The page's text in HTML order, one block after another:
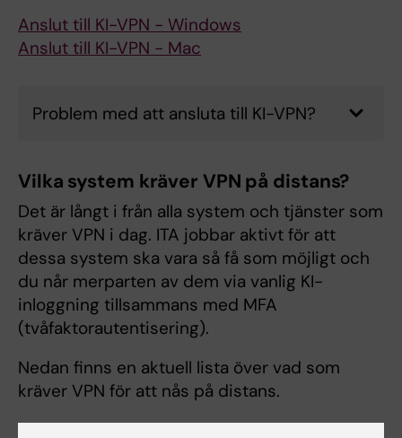
Anslut till KI-VPN - Windows
Anslut till KI-VPN - Mac
Problem med att ansluta till KI-VPN?
Vilka system kräver VPN på distans?
Det är långt i från alla system och tjänster som
kräver VPN i dag. ITA jobbar aktivt för att
dessa system ska vara så få som möjligt och
du når merparten av dem via vanlig KI-
inloggning tillsammans med MFA
(tvåfaktorautentisering).
Nedan finns en aktuell lista över vad som
kräver VPN för att nås på distans.